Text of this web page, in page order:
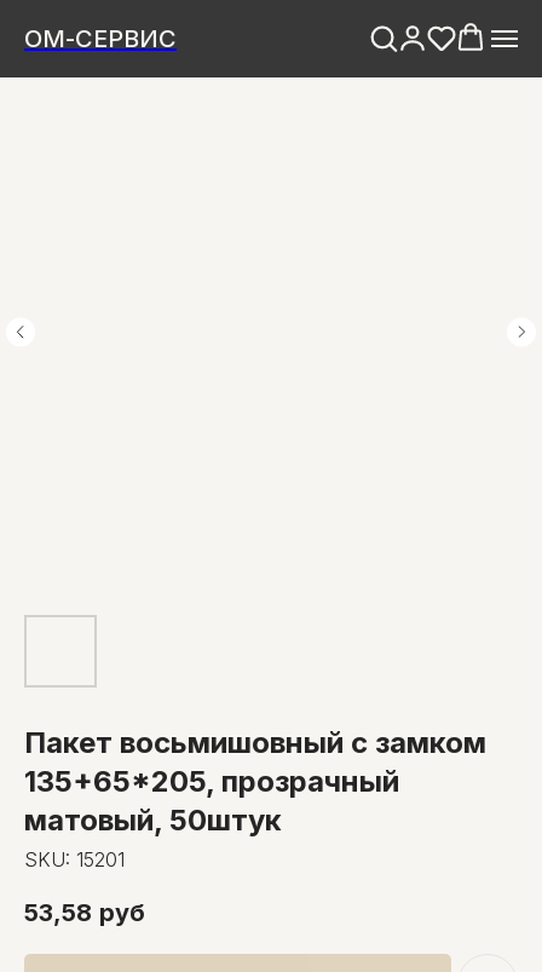
ОМ-СЕРВИС
Пакет восьмишовный с замком
135+65*205, прозрачный
матовый, 50штук
SKU: 15201
53,58 руб